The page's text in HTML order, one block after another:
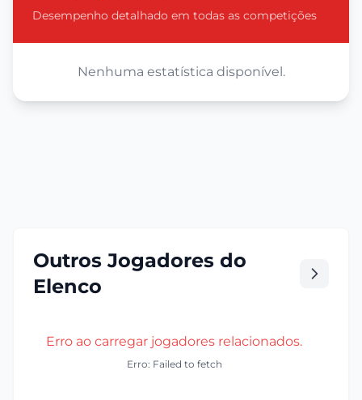
Desempenho detalhado em todas as competições
Nenhuma estatística disponível.
Outros Jogadores do
Elenco
Erro ao carregar jogadores relacionados.
Erro: Failed to fetch